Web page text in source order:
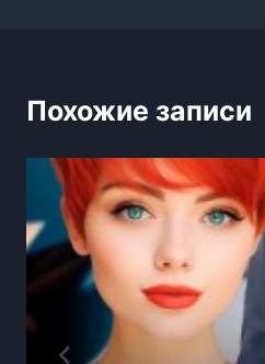
Похожие записи